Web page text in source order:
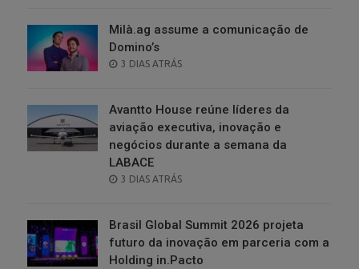
Milà.ag assume a comunicação de
Domino’s
POSTED
3 DIAS ATRÁS
Avantto House reúne líderes da
aviação executiva, inovação e
negócios durante a semana da
LABACE
POSTED
3 DIAS ATRÁS
Brasil Global Summit 2026 projeta
futuro da inovação em parceria com a
Holding in.Pacto